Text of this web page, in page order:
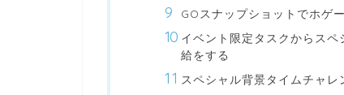
GOスナップショットでホゲ
イベント限定タスクからス
給をする
スペシャル背景タイムチャレ